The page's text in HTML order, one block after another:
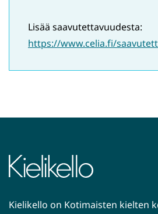
Lisää saavutettavuudesta:
https://www.celia.fi/
Kielikello on Kotimaisten kielten